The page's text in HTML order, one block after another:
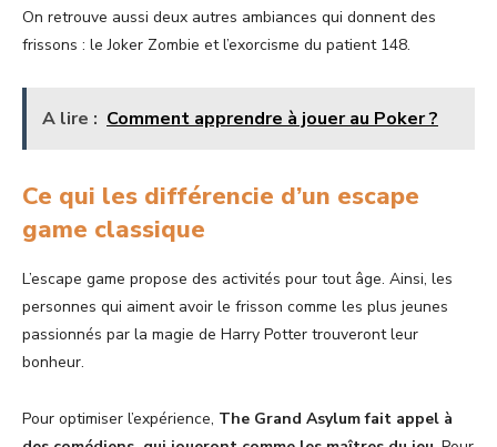
On retrouve aussi deux autres ambiances qui donnent des
frissons : le Joker Zombie et l’exorcisme du patient 148.
A lire : Comment apprendre à jouer au Poker ?
Ce qui les différencie d’un escape
game classique
L’escape game propose des activités pour tout âge. Ainsi, les
personnes qui aiment avoir le frisson comme les plus jeunes
passionnés par la magie de Harry Potter trouveront leur
bonheur.
Pour optimiser l’expérience, The Grand Asylum fait appel à